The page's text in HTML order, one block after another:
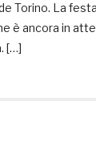
Torino. La
è ancora in
[…]